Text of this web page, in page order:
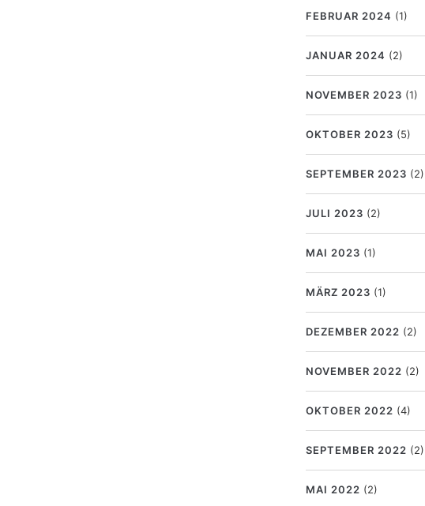
FEBRUAR 2024 (1)
JANUAR 2024 (2)
NOVEMBER 2023 (1)
OKTOBER 2023 (5)
SEPTEMBER 2023 (2)
JULI 2023 (2)
MAI 2023 (1)
MÄRZ 2023 (1)
DEZEMBER 2022 (2)
NOVEMBER 2022 (2)
OKTOBER 2022 (4)
SEPTEMBER 2022 (2)
MAI 2022 (2)